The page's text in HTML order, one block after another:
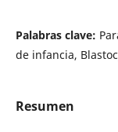
Palabras clave:
de infancia,
Resumen